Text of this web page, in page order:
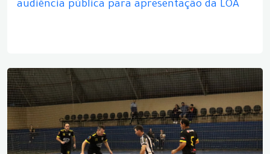
audiência pública para apresentação da LOA